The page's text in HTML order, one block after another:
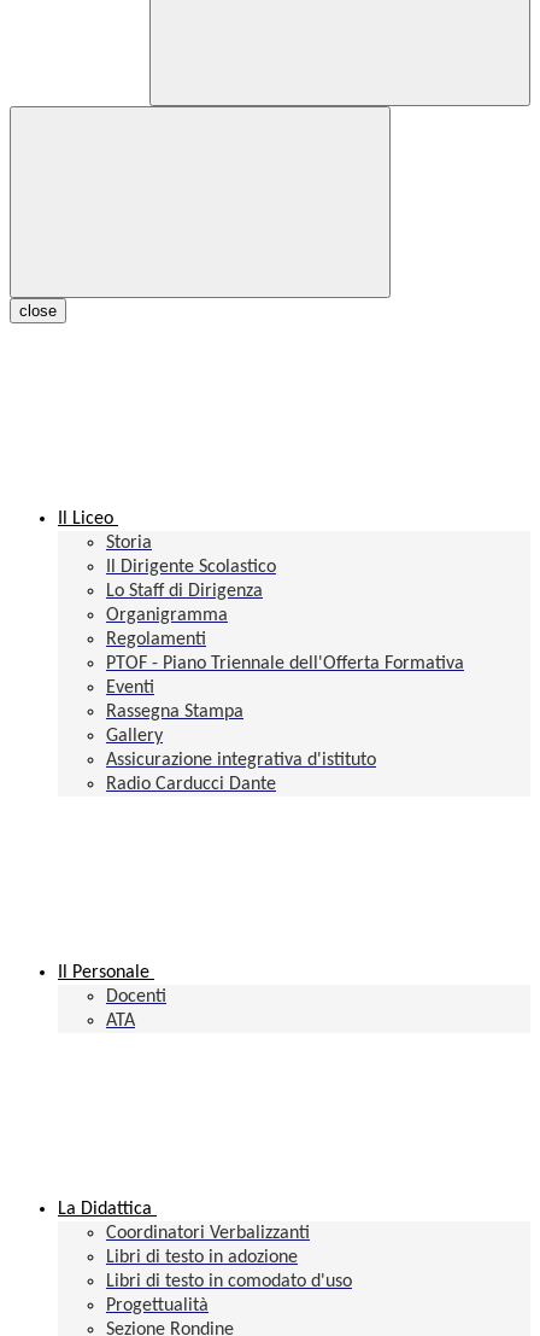
close
Il Liceo
Storia
Il Dirigente Scolastico
Lo Staff di Dirigenza
Organigramma
Regolamenti
PTOF - Piano Triennale dell'Offerta Formativa
Eventi
Rassegna Stampa
Gallery
Assicurazione integrativa d'istituto
Radio Carducci Dante
Il Personale
Docenti
ATA
La Didattica
Coordinatori Verbalizzanti
Libri di testo in adozione
Libri di testo in comodato d'uso
Progettualità
Sezione Rondine